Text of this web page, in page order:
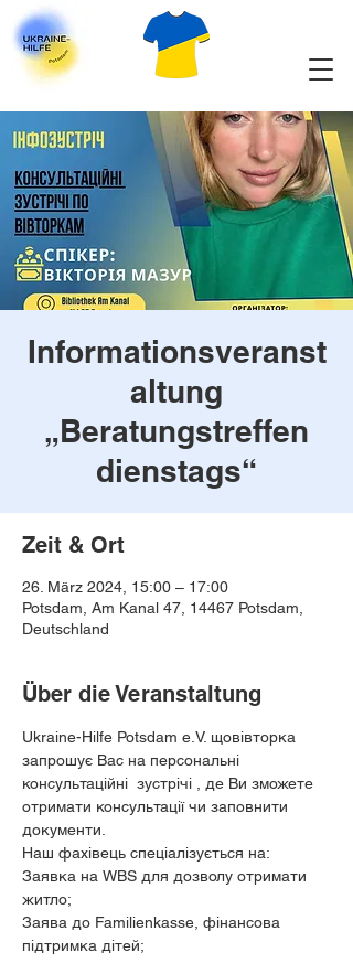
Informationsveranst
altung
„Beratungstreffen
dienstags“
Zeit & Ort
26. März 2024, 15:00 – 17:00
Potsdam, Am Kanal 47, 14467 Potsdam,
Deutschland
Über die Veranstaltung
Ukraine-Hilfe Potsdam e.V. щовівторка
запрошує Вас на персональні
консультаційні  зустрічі , де Ви зможете
отримати консультації чи заповнити
документи.⠀
Наш фахівець спеціалізується на:
Заявка на WBS для дозволу отримати
житло;
Заява до Familienkasse, фінансова
підтримка дітей;